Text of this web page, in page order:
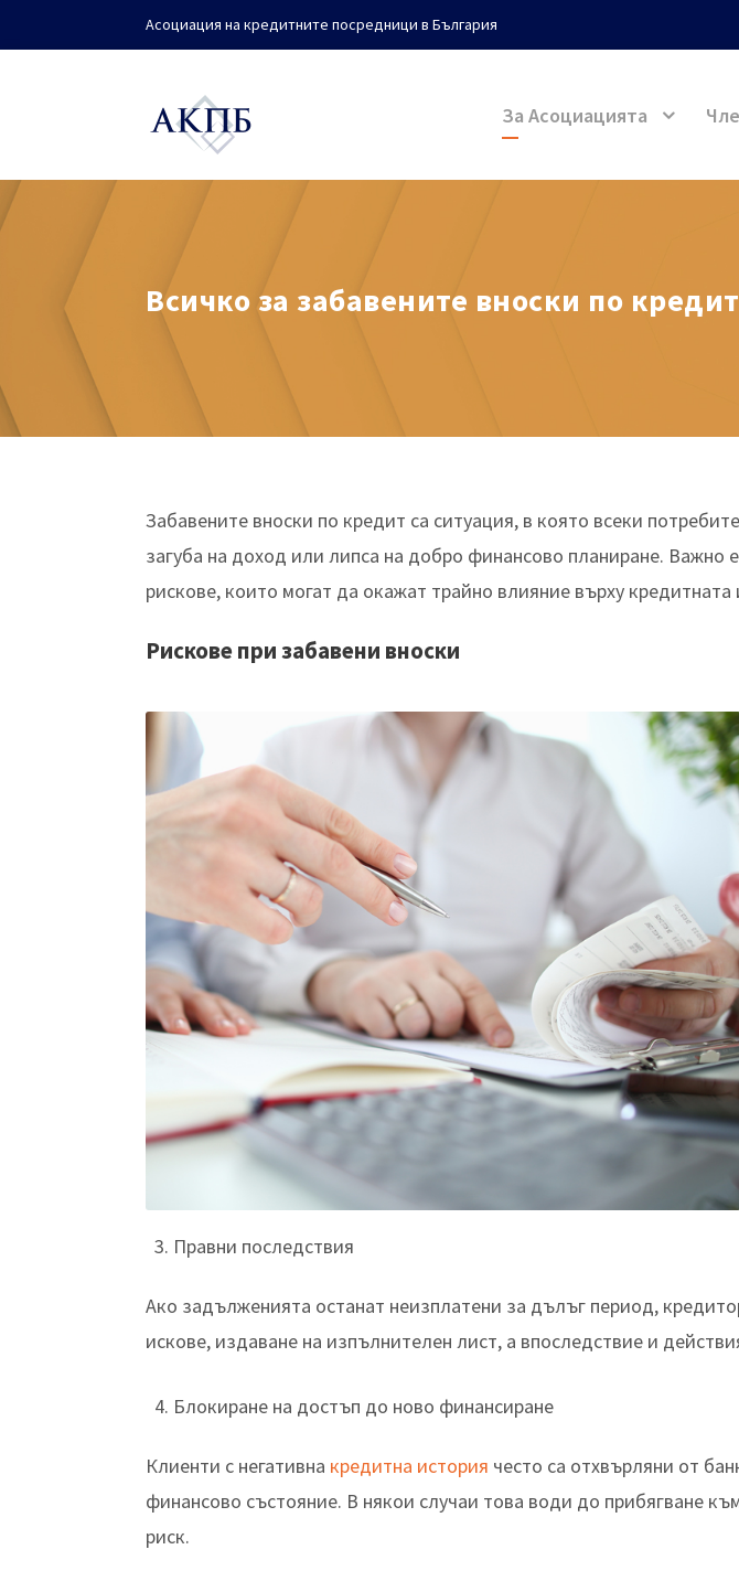
Асоциация на кредитните посредници в България
За Асоциацията
Всичко за забавените вноски по
Забавените вноски по кредит са ситуация, в която всеки
загуба на доход или липса на добро финансово планиране. Важно
рискове, които могат да окажат трайно влияние върху
Рискове при забавени вноски
Правни последствия
Ако задълженията останат неизплатени за дълъг период,
искове, издаване на изпълнителен лист, а впоследствие и
Блокиране на достъп до ново финансиране
Клиенти с негативна кредитна история често са отхвърляни от
финансово състояние. В някои случаи това води до прибягване
риск.